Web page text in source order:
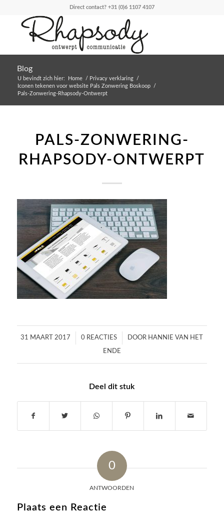
Direct contact? +31 (0)6 1107 4107
Blog
U bevindt zich hier: Home / Privacy verklaring
/
Iconen tekenen voor website Pals Zonwering Boskoop
/
Pals-Zonwering-Rhapsody-Ontwerpt
PALS-ZONWERING-
RHAPSODY-ONTWERPT
31 MAART 2017
/ 0 REACTIES
/ DOOR HANNIE VAN HET
ENDE
Deel dit stuk
0
ANTWOORDEN
Plaats een Reactie